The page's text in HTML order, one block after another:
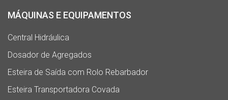
MÁQUINAS E EQUIPAMENTOS
Central Hidráulica
Dosador de Agregados
Esteira de Saída com Rolo Rebarbador
Esteira Transportadora Covada